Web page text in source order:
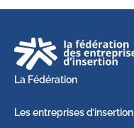
La Fédération
Les entreprises d’insertion